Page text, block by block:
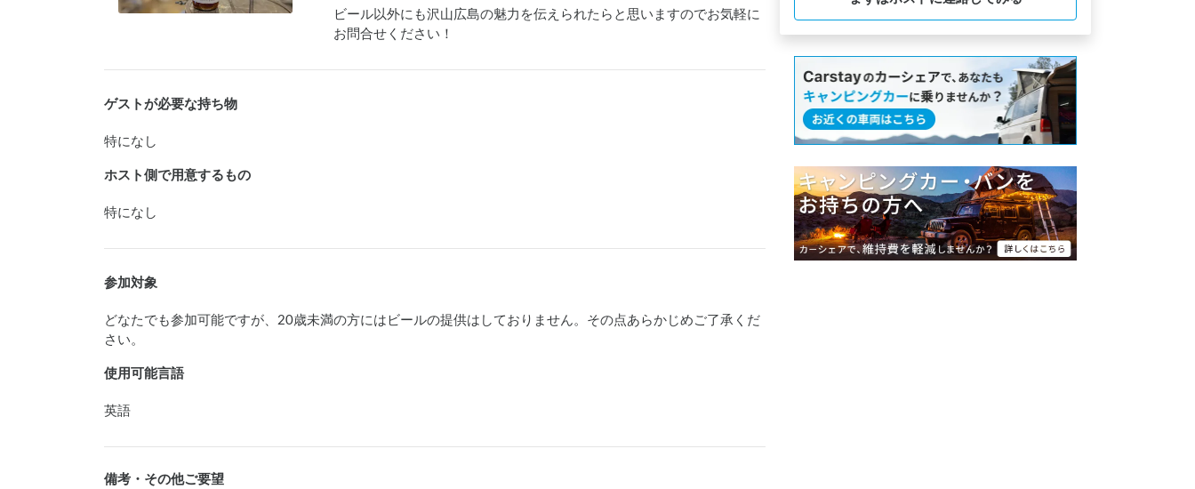
ビール以外にも沢山広島の魅力を伝えられたらと思いますのでお気軽に
お問合せください！
ゲストが必要な持ち物
特になし
ホスト側で用意するもの
特になし
参加対象
どなたでも参加可能ですが、20歳未満の方にはビールの提供はしておりません。その点あらかじめご了承くだ
さい。
使用可能言語
英語
備考・その他ご要望